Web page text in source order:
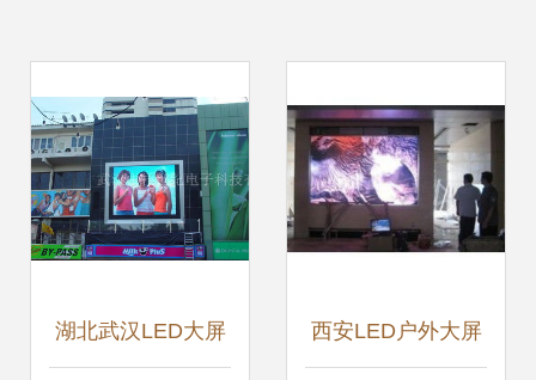
湖北武汉LED大屏 西安LED户外大屏